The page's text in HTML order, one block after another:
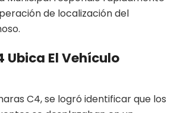
de localización del
Ubica El Vehículo
C4, se logró identificar que los